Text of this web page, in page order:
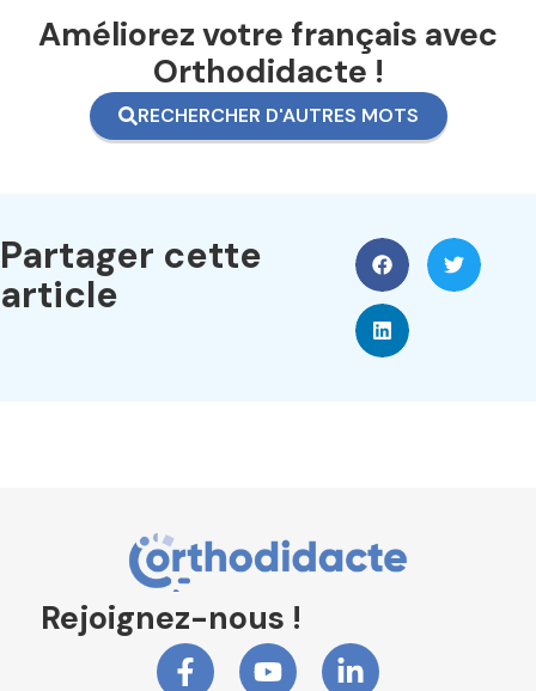
Améliorez votre français avec
Orthodidacte !
RECHERCHER D'AUTRES MOTS
Partager cette
article
Rejoignez-nous !